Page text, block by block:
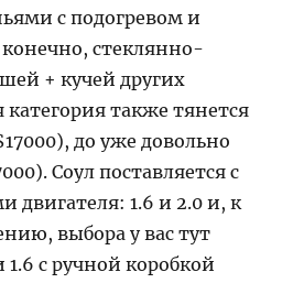
с подогревом и
стеклянно-
+ кучей других
также тянется
до уже довольно
Соул поставляется с
двигателя: 1.6 и 2.0 и, к
выбора у вас тут
1.6 с ручной коробкой